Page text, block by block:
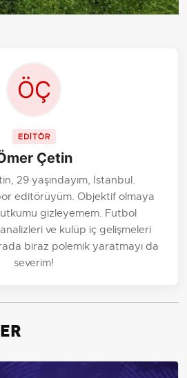
EDİTÖR
Çetin
29 yaşındayım, İstanbul.
editörüyüm. Objektif olmaya
tutkumu gizleyemem. Futbol
ve kulüp iç gelişmeleri
biraz polemik yaratmayı da
severim!